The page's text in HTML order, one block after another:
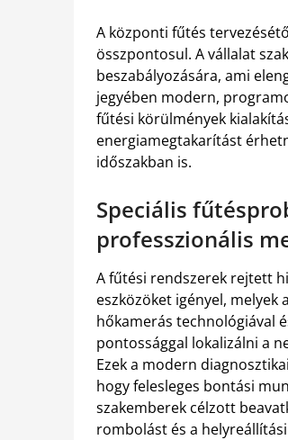
A központi fűtés
összpontosul. A vállalat
beszabályozására, ami
jegyében modern,
fűtési körülmények
energiamegtakarítást
időszakban is.
Speciális
professzionális
A fűtési rendszerek rejtett
eszközöket igényel, melyek
hőkamerás technológiával
pontossággal lokalizálni a
Ezek a modern
hogy felesleges bontási
szakemberek célzott
rombolást és a